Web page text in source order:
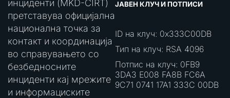
инциденти (MKD-CIRT)
претставува официјална
национална точка за
контакт и координација
во справувањето со
безбедносните
инциденти кај мрежите
и информациските
ЈАВЕН КЛУЧ И ПОТПИСИ
ID на клуч: 0x333C00DB
Тип на клуч: RSA 4096
Потпис на клуч: 0FB9
3DA3 E008 FA8B FC6A
9C71 0741 17A1 333C 00DB